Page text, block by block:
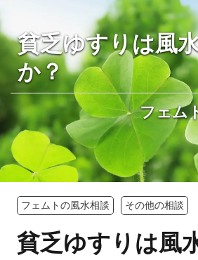
貧乏ゆすりは風
か？
フェム
フェムトの風水相談 その他の相談
貧乏ゆすりは風